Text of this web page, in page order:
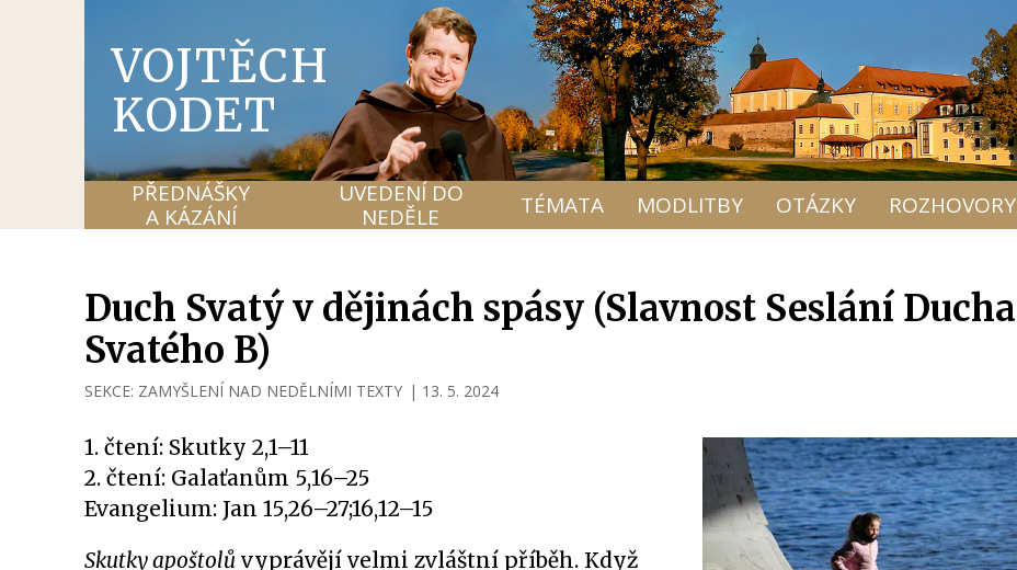
VOJTĚCH
KODET
PŘEDNÁŠKY
A KÁZÁNÍ
UVEDENÍ DO
NEDĚLE
TÉMATA MODLITBY OTÁZKY ROZHOVORY
Duch Svatý v dějinách spásy (Slavnost Seslání Ducha
Svatého B)
SEKCE: ZAMYŠLENÍ NAD NEDĚLNÍMI TEXTY | 13. 5. 2024
1. čtení: Skutky 2,1–11
2. čtení: Galaťanům 5,16–25
Evangelium: Jan 15,26–27;16,12–15
Skutky apoštolů vyprávějí velmi zvláštní příběh. Když